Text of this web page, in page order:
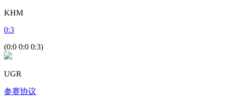
KHM
0:3
(0:0 0:0 0:3)
UGR
参赛协议